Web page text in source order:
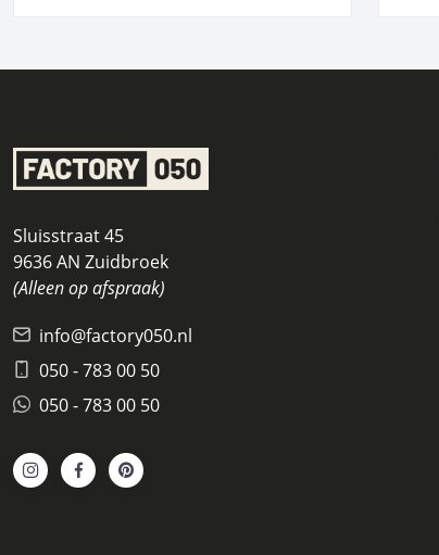
Sluisstraat 45
9636 AN Zuidbroek
(Alleen op afspraak)
info@factory050.nl
050 - 783 00 50
050 - 783 00 50